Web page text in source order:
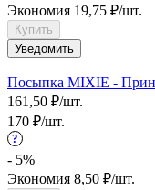
Экономия 19,75 ₽/шт.
Купить
Уведомить
Посыпка MIXIE -
161,50 ₽/шт.
170 ₽/шт.
?
- 5%
Экономия 8,50 ₽/шт.